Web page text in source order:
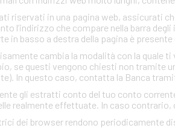
riservati in una pagina web, assicurati
l’indirizzo che compare nella barra
in basso a destra della pagina è
cambia la modalità con la quale
se questi vengono chiesti non tramite
In questo caso, contatta la Banca
gli estratti conto del tuo conto
realmente effettuate. In caso
dei browser rendono periodicamente